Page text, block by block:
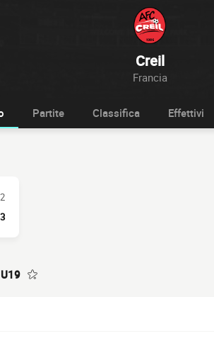
Creil
Francia
Partite Classifica Effettivi
2
3